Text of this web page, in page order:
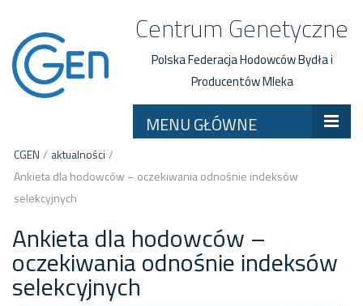
Centrum Genetyczne
Polska Federacja Hodowców Bydła i
Producentów Mleka
MENU GŁÓWNE
CGEN / aktualności /
Ankieta dla hodowców – oczekiwania odnośnie indeksów
selekcyjnych
Ankieta dla hodowców –
oczekiwania odnośnie indeksów
selekcyjnych